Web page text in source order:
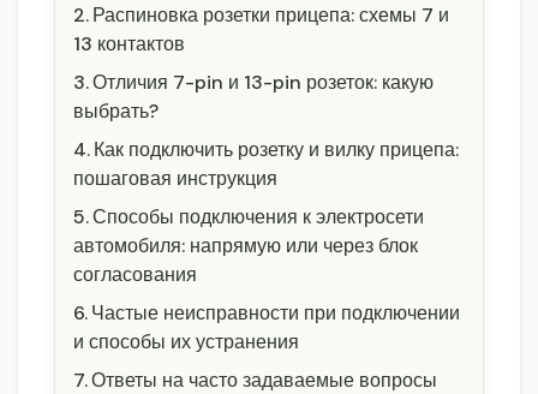
Распиновка розетки прицепа: схемы 7 и
13 контактов
Отличия 7-pin и 13-pin розеток: какую
выбрать?
Как подключить розетку и вилку прицепа:
пошаговая инструкция
Способы подключения к электросети
автомобиля: напрямую или через блок
согласования
Частые неисправности при подключении
и способы их устранения
Ответы на часто задаваемые вопросы